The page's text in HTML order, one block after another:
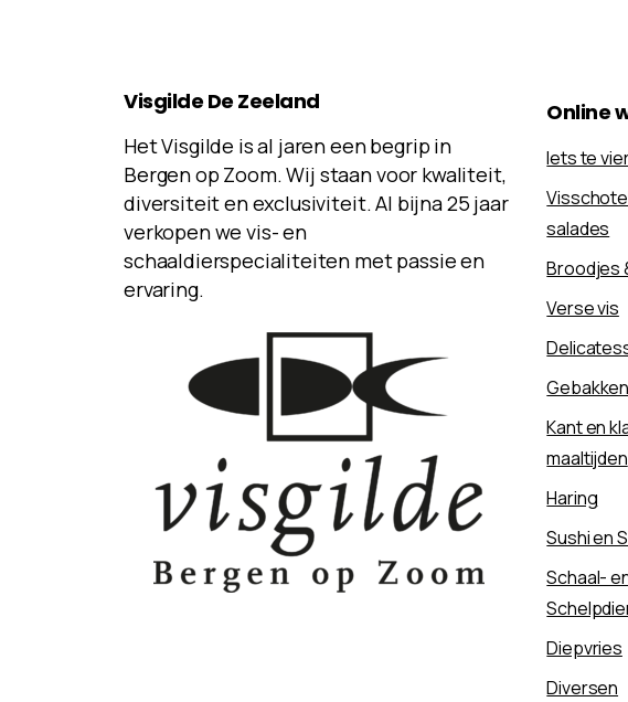
Visgilde De Zeeland
Het Visgilde is al jaren een begrip in
Bergen op Zoom. Wij staan voor kwaliteit,
diversiteit en exclusiviteit. Al bijna 25 jaar
verkopen we vis- en
schaaldierspecialiteiten met passie en
ervaring.
Online
Iets te
salades
Broodjes
Verse vis
Kant en
maaltijden
Haring
Sushi en
Schaal-
Diepvries
Diversen